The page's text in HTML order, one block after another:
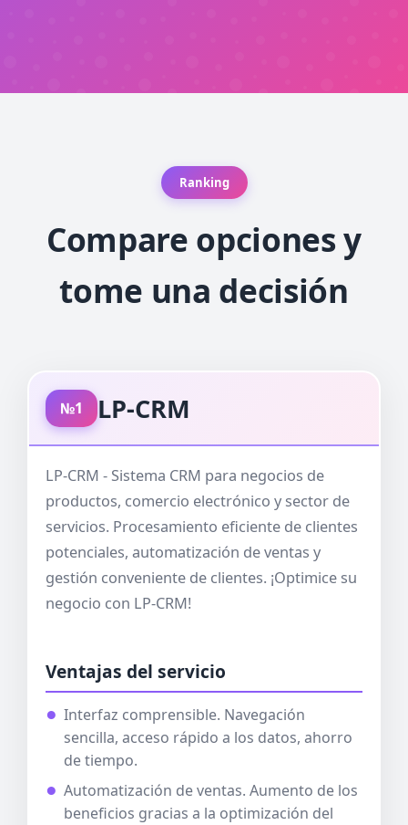
Ranking
Compare opciones y
tome una decisión
№1 LP-CRM
LP-CRM - Sistema CRM para negocios de
productos, comercio electrónico y sector de
servicios. Procesamiento eficiente de clientes
potenciales, automatización de ventas y
gestión conveniente de clientes. ¡Optimice su
negocio con LP-CRM!
Ventajas del servicio
Interfaz comprensible. Navegación
sencilla, acceso rápido a los datos, ahorro
de tiempo.
Automatización de ventas. Aumento de los
beneficios gracias a la optimización del